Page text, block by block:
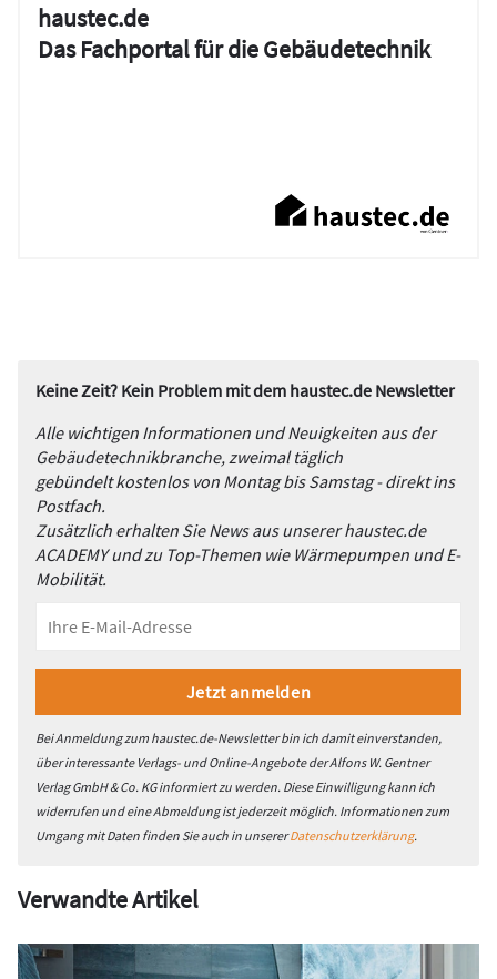
haustec.de
Das Fachportal für die Gebäudetechnik
Keine Zeit? Kein Problem mit dem haustec.de Newsletter
Alle wichtigen Informationen und Neuigkeiten aus der
Gebäudetechnikbranche, zweimal täglich
gebündelt kostenlos von Montag bis Samstag - direkt ins
Postfach.
Zusätzlich erhalten Sie News aus unserer haustec.de
ACADEMY und zu Top-Themen wie Wärmepumpen und E-
Mobilität.
Bei Anmeldung zum haustec.de-Newsletter bin ich damit einverstanden,
über interessante Verlags- und Online-Angebote der Alfons W. Gentner
Verlag GmbH & Co. KG informiert zu werden. Diese Einwilligung kann ich
widerrufen und eine Abmeldung ist jederzeit möglich. Informationen zum
Umgang mit Daten finden Sie auch in unsererDatenschutzerklärung.
Verwandte Artikel